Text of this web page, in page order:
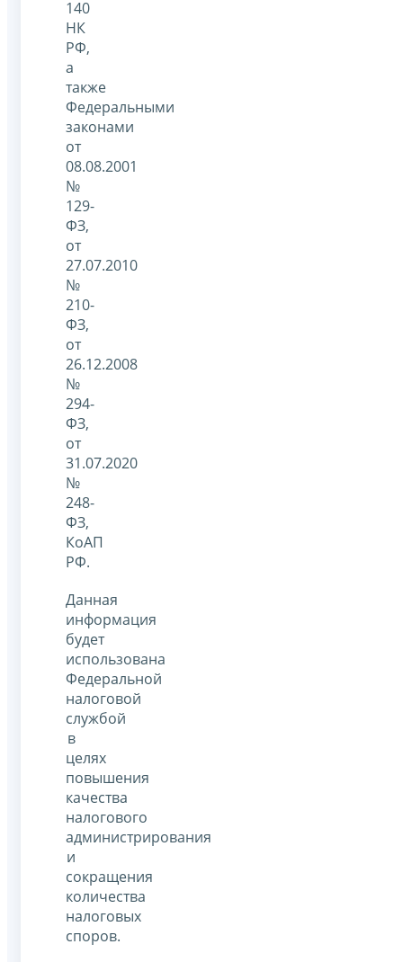
140
НК
РФ,
а
также
Федеральными
законами
от
08.08.2001
№
129-
ФЗ,
от
27.07.2010
№
210-
ФЗ,
от
26.12.2008
№
294-
ФЗ,
от
31.07.2020
№
248-
ФЗ,
КоАП
РФ.
Данная
информация
будет
использована
Федеральной
налоговой
службой
в
целях
повышения
качества
налогового
администрирования
и
сокращения
количества
налоговых
споров.